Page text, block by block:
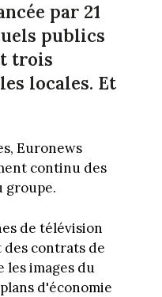
par 21
publics
trois
locales. Et
Euronews
continu des
groupe.
de télévision
contrats de
images du
d'économie